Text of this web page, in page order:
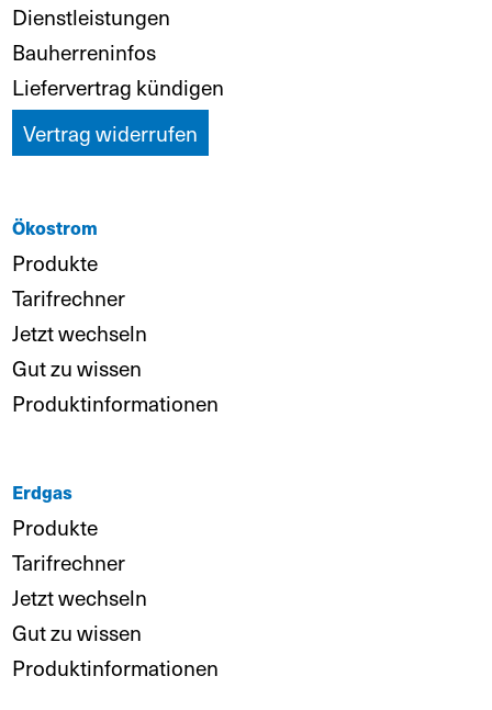
Dienstleistungen
Bauherreninfos
Liefervertrag kündigen
Vertrag widerrufen
Ökostrom
Produkte
Tarifrechner
Jetzt wechseln
Gut zu wissen
Produktinformationen
Erdgas
Produkte
Tarifrechner
Jetzt wechseln
Gut zu wissen
Produktinformationen